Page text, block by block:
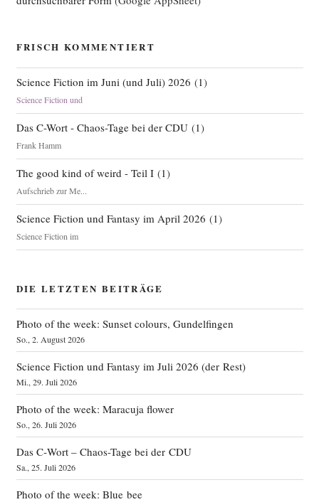
FRISCH KOMMENTIERT
Science Fiction im Juni (und Juli) 2026 (1)
Science Fiction und
Das C-Wort - Chaos-Tage bei der CDU(1)
Frank Hamm
The good kind of weird - Teil I(1)
Aufschrieb zur Me...
Science Fiction und Fantasy im April 2026 (1)
Science Fiction im
DIE LETZTEN BEITRÄGE
Photo of the week: Sunset colours, Gundelfingen
So., 2. August 2026
Science Fiction und Fantasy im Juli 2026 (der Rest)
Mi., 29. Juli 2026
Photo of the week: Maracuja flower
So., 26. Juli 2026
Das C‑Wort – Chaos-Tage bei der CDU
Sa., 25. Juli 2026
Photo of the week: Blue bee